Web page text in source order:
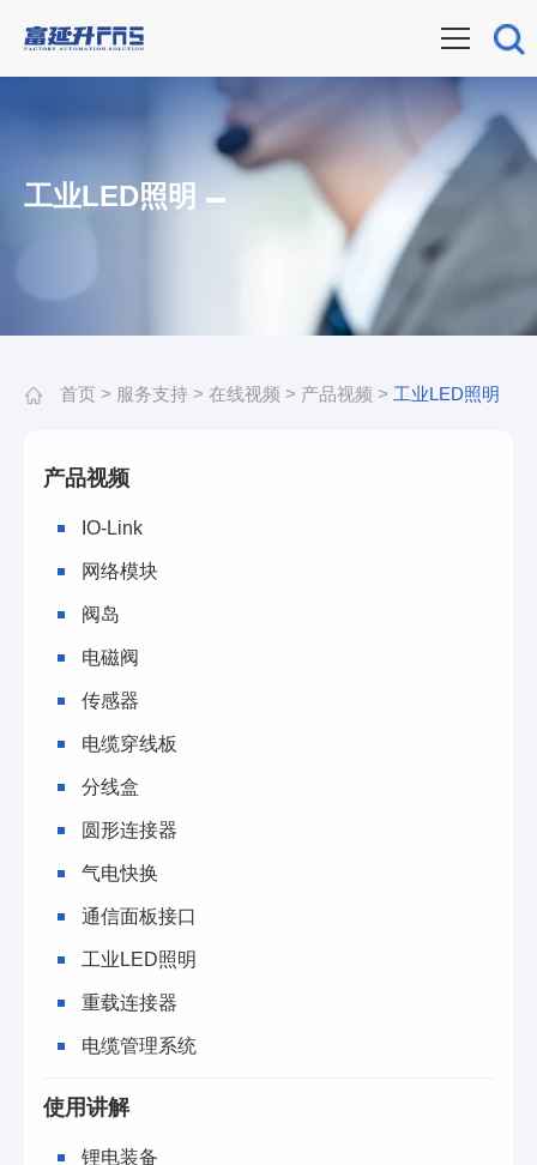
工业LED照明
首页 > 服务支持 > 在线视频 > 产品视频 > 工业LED照明
产品视频
IO-Link
网络模块
阀岛
电磁阀
传感器
电缆穿线板
分线盒
圆形连接器
气电快换
通信面板接口
工业LED照明
重载连接器
电缆管理系统
使用讲解
锂电装备